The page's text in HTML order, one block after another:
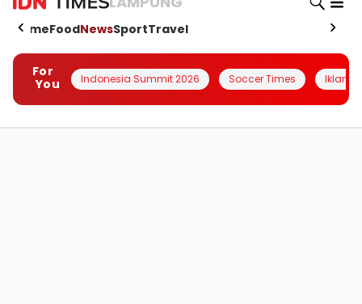
HomeFoodNewsSportTravel
For
You
Indonesia Summit 2026 Soccer Times Iklanin